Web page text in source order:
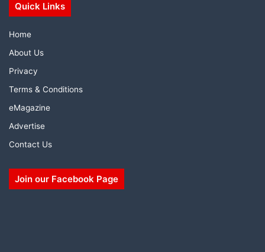
Quick Links
Home
About Us
Privacy
Terms & Conditions
eMagazine
Advertise
Contact Us
Join our Facebook Page